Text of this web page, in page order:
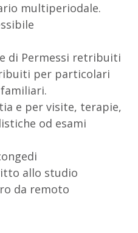
multiperiodale.
di Permessi retribuiti
per particolari
e per visite, terapie,
od esami
allo studio
da remoto